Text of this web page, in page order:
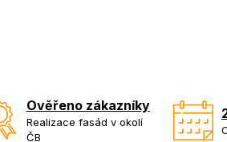
Ověřeno zákazníky
Realizace fasád v okolí
ČB